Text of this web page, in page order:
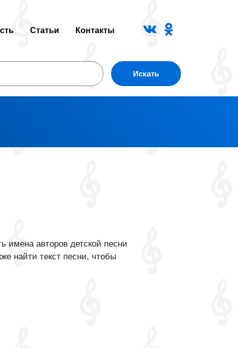
Статьи Контакты
Искать
имена авторов детской песни
найти текст песни, чтобы